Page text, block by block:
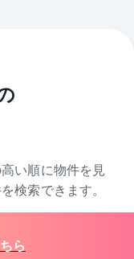
い順に物件を 見
検索できます。
ら